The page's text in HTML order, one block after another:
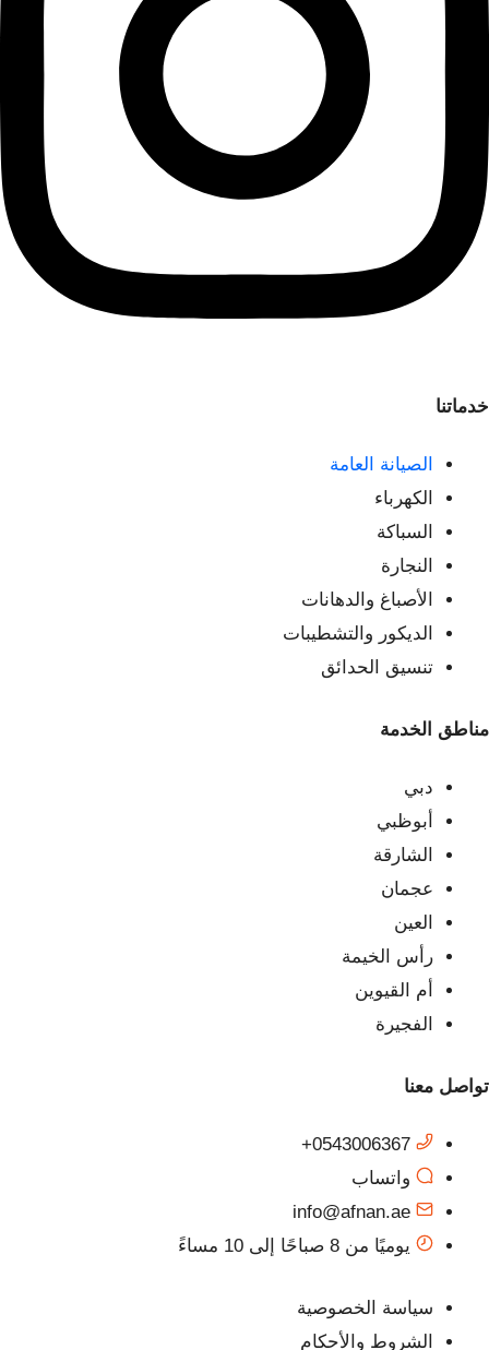
خدماتنا
الصيانة العامة
الكهرباء
السباكة
النجارة
الأصباغ والدهانات
الديكور والتشطيبات
تنسيق الحدائق
مناطق الخدمة
دبي
أبوظبي
الشارقة
عجمان
العين
رأس الخيمة
أم القيوين
الفجيرة
تواصل معنا
0543006367+
واتساب
info@afnan.ae
يوميًا من 8 صباحًا إلى 10 مساءً
سياسة الخصوصية
الشروط والأحكام